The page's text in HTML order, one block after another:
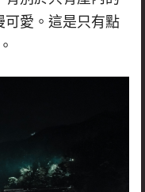
可愛。這是只有點